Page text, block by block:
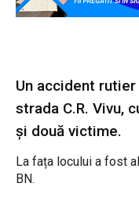
Un accident
strada C.R. Vivu,
și două victime.
La fața locului a fost
BN.